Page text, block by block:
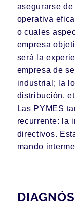
asegurarse
operativa
o cuales
empresa
será la
empresa de
industrial; la
distribución,
Las PYMES
recurrente: la
directivos.
mando